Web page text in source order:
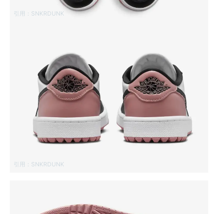
引用： SNKRDUNK
引用： SNKRDUNK